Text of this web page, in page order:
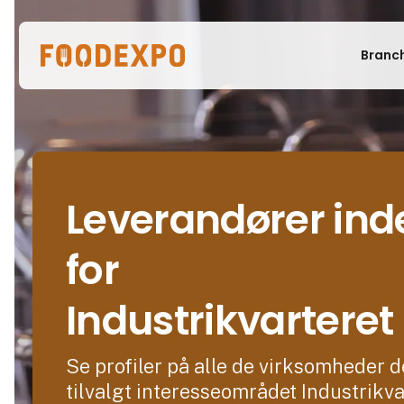
Leverandører
for
Industrikvarteret
Se profiler på alle de virksomheder
tilvalgt interesseområdet